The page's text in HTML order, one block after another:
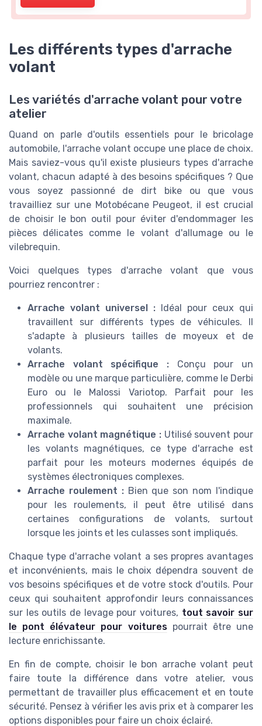
Les différents types d'arrache
volant
Les variétés d'arrache volant pour votre
atelier
Quand on parle d'outils essentiels pour le bricolage
automobile, l'arrache volant occupe une place de choix.
Mais saviez-vous qu'il existe plusieurs types d'arrache
volant, chacun adapté à des besoins spécifiques ? Que
vous soyez passionné de dirt bike ou que vous
travailliez sur une Motobécane Peugeot, il est crucial
de choisir le bon outil pour éviter d'endommager les
pièces délicates comme le volant d'allumage ou le
vilebrequin.
Voici quelques types d'arrache volant que vous
pourriez rencontrer :
Arrache volant universel : Idéal pour ceux qui
travaillent sur différents types de véhicules. Il
s'adapte à plusieurs tailles de moyeux et de
volants.
Arrache volant spécifique : Conçu pour un
modèle ou une marque particulière, comme le Derbi
Euro ou le Malossi Variotop. Parfait pour les
professionnels qui souhaitent une précision
maximale.
Arrache volant magnétique : Utilisé souvent pour
les volants magnétiques, ce type d'arrache est
parfait pour les moteurs modernes équipés de
systèmes électroniques complexes.
Arrache roulement :Bien que son nom l'indique
pour les roulements, il peut être utilisé dans
certaines configurations de volants, surtout
lorsque les joints et les culasses sont impliqués.
Chaque type d'arrache volant a ses propres avantages
et inconvénients, mais le choix dépendra souvent de
vos besoins spécifiques et de votre stock d'outils. Pour
ceux qui souhaitent approfondir leurs connaissances
sur les outils de levage pour voitures, tout savoir sur
le pont élévateur pour voiturespourrait être une
lecture enrichissante.
En fin de compte, choisir le bon arrache volant peut
faire toute la différence dans votre atelier, vous
permettant de travailler plus efficacement et en toute
sécurité. Pensez à vérifier les avis prix et à comparer les
options disponibles pour faire un choix éclairé.